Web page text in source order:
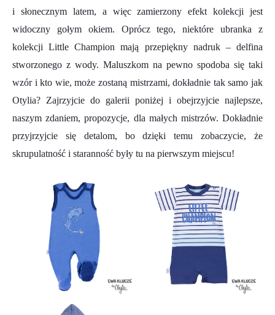
i słonecznym latem, a więc zamierzony efekt kolekcji jest
widoczny gołym okiem. Oprócz tego, niektóre ubranka z
kolekcji Little Champion mają przepiękny nadruk – delfina
stworzonego z wody. Maluszkom na pewno spodoba się taki
wzór i kto wie, może zostaną mistrzami, dokładnie tak samo jak
Otylia? Zajrzyjcie do galerii poniżej i obejrzyjcie najlepsze,
naszym zdaniem, propozycje, dla małych mistrzów. Dokładnie
przyjrzyjcie się detalom, bo dzięki temu zobaczycie, że
skrupulatność i staranność były tu na pierwszym miejscu!